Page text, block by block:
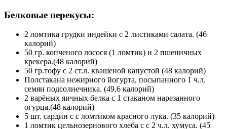
Белковые перекусы:
2 ломтика грудки индейки с 2 листиками салата. (46
калорий)
50 гр. копченого лосося (1 ломтик) и 2 пшеничных
крекера.(48 калорий)
50 гр.тофу с 2 ст.л. квашеной капустой (48 калорий)
Полстакана нежирного йогурта, посыпанного 1 ч.л.
семян подсолнечника. (49,6 калорий)
2 варёных яичных белка с 1 стаканом нарезанного
огурца.(48 калорий)
5 шт. сардин с с ломтиком красного лука. (35 калорий)
1 ломтик цельнозернового хлеба с с 2 ч.л. хумуса. (45